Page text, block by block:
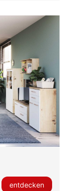
entdecken